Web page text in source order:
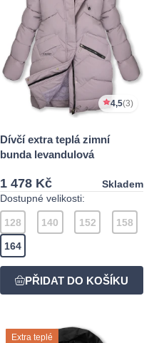
4,5(3)
Dívčí extra teplá zimní
bunda levandulová
1 478 Kč
Skladem
Dostupné velikosti:
128 140 152 158
164
Extra teplé